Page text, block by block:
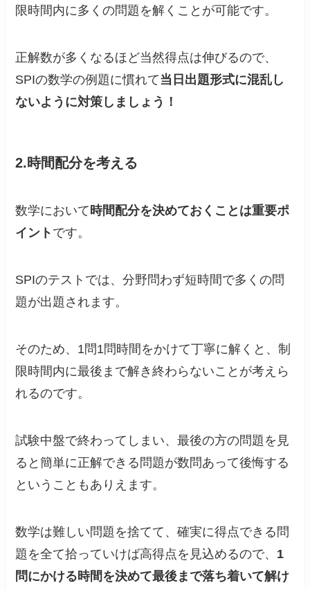
限時間内に多くの問題を解くことが可能です。
正解数が多くなるほど当然得点は伸びるので、
SPIの数学の例題に慣れて当日出題形式に混乱し
ないように対策しましょう！
2.時間配分を考える
数学において時間配分を決めておくことは重要ポ
イント です。
SPIのテストでは、分野問わず短時間で多くの問
題が出題されます。
そのため、1問1問時間をかけて丁寧に解くと、制
限時間内に最後まで解き終わらないことが考えら
れるのです。
試験中盤で終わってしまい、最後の方の問題を見
ると簡単に正解できる問題が数問あって後悔する
ということもありえます。
数学は難しい問題を捨てて、確実に得点できる問
題を全て拾っていけば高得点を見込めるので、 1
問にかける時間を決めて最後まで落ち着いて解け